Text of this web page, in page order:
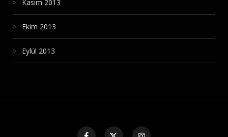
Kasım 2013
Ekim 2013
Eylül 2013